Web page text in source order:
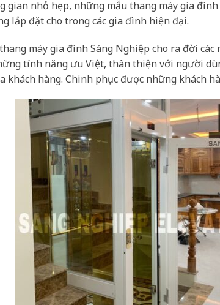
nhỏ hẹp, những mẫu thang máy gia
lắp đặt cho trong các gia đình hiện đại.
máy gia đình Sáng Nghiệp cho ra đời
tính năng ưu Việt, thân thiện với người
khách hàng. Chinh phục được những khách